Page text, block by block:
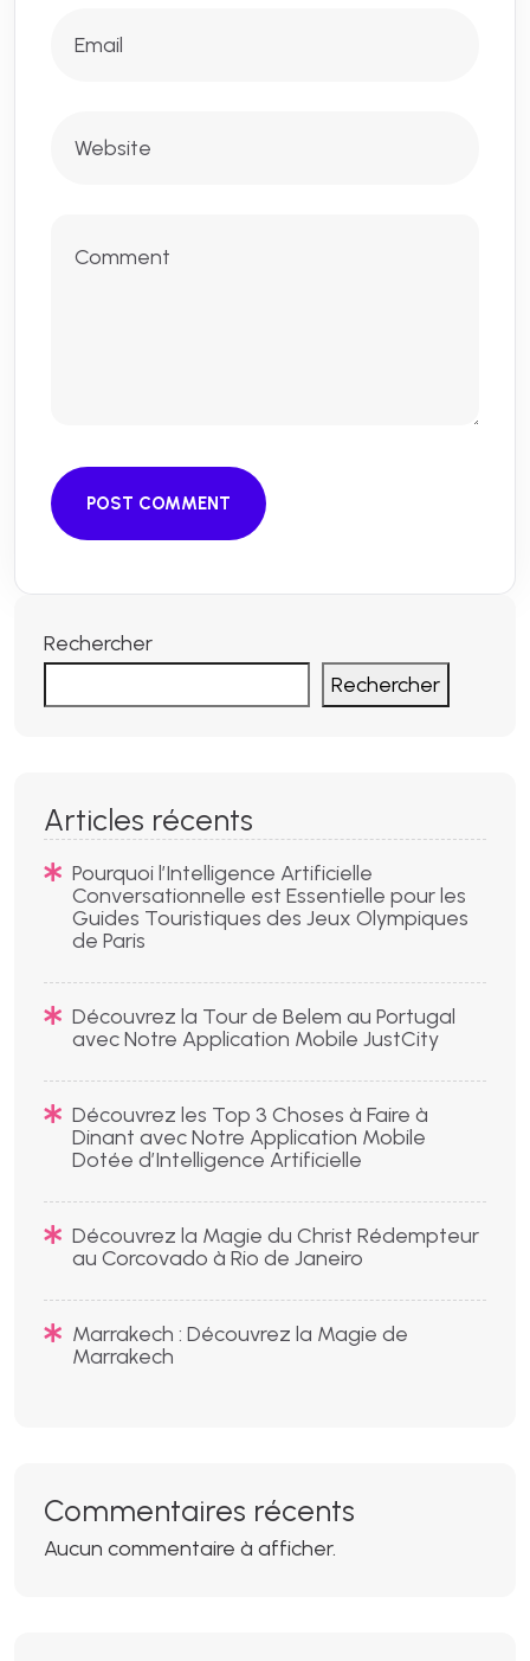
POST COMMENT
Rechercher
Rechercher
Articles récents
Pourquoi l’Intelligence Artificielle
Conversationnelle est Essentielle pour les
Guides Touristiques des Jeux Olympiques
de Paris
Découvrez la Tour de Belem au Portugal
avec Notre Application Mobile JustCity
Découvrez les Top 3 Choses à Faire à
Dinant avec Notre Application Mobile
Dotée d’Intelligence Artificielle
Découvrez la Magie du Christ Rédempteur
au Corcovado à Rio de Janeiro
Marrakech : Découvrez la Magie de
Marrakech
Commentaires récents
Aucun commentaire à afficher.